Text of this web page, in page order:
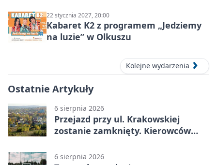
22 stycznia 2027, 20:00
Kabaret K2 z programem „Jedziemy
na luzie” w Olkuszu
Kolejne wydarzenia
Ostatnie Artykuły
6 sierpnia 2026
Przejazd przy ul. Krakowskiej
zostanie zamknięty. Kierowców
6 sierpnia 2026